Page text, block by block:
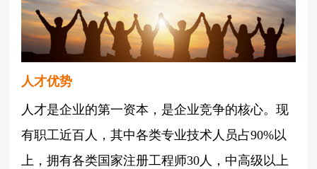
人才优势
人才是企业的第一资本，是企业竞争的核心。现
有职工近百人，其中各类专业技术人员占90%以
上，拥有各类国家注册工程师30人，中高级以上